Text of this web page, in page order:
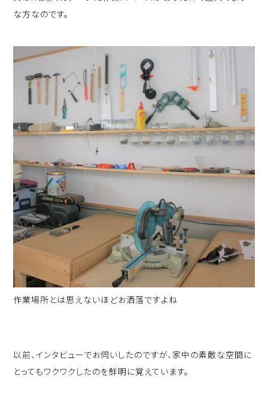
な方なのです。
作業場所とは思えないほどお洒落ですよね
以前、インタビューでお伺いしたのですが、家中の素敵な空間に
とってもワクワクしたのを鮮明に覚えています。